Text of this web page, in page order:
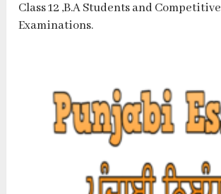
Class 12 ,B.A Students and Competitive
Examinations.